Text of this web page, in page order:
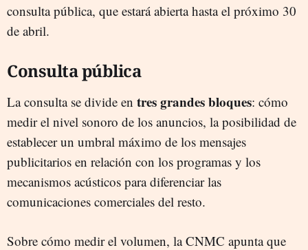
consulta pública, que estará abierta hasta el próximo 30
de abril.
Consulta pública
La consulta se divide en tres grandes bloques: cómo
medir el nivel sonoro de los anuncios, la posibilidad de
establecer un umbral máximo de los mensajes
publicitarios en relación con los programas y los
mecanismos acústicos para diferenciar las
comunicaciones comerciales del resto.
Sobre cómo medir el volumen, la CNMC apunta que